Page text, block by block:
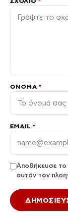
ΌΝΟΜΑ *
EMAIL *
Αποθήκευσε το
αυτόν τον